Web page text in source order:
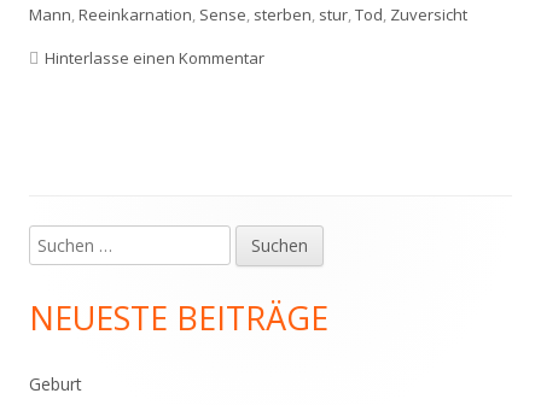
Mann,Reeinkarnation, Sense, sterben, stur,Tod, Zuversicht
Hinterlasse einen Kommentarzu Warum man den Tod verprügeln
Haupt-
Seitenleiste
Suchen
nach:
NEUESTE BEITRÄGE
Geburt